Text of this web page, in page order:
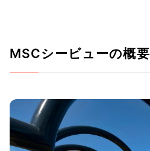
MSCシービューの概要